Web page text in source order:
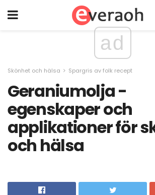
ad
Skönhet och hälsa Spargris av folk recept
Geraniumolja -
egenskaper och
applikationer för
och hälsa